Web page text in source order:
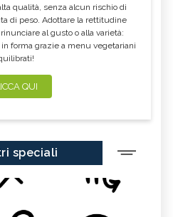
qualità, senza alcun rischio di
di peso. Adottare la rettitudine
al gusto o alla varietà:
forma grazie a menu vegetariani
QUI
speciali